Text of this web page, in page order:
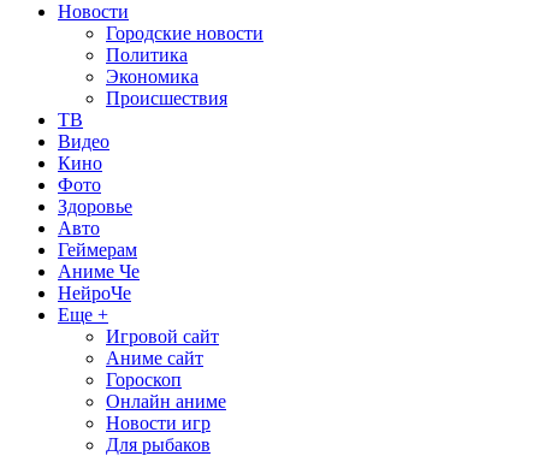
Новости
Городские новости
Политика
Экономика
Происшествия
ТВ
Видео
Кино
Фото
Здоровье
Авто
Геймерам
Аниме Че
НейроЧе
Еще +
Игровой сайт
Аниме сайт
Гороскоп
Онлайн аниме
Новости игр
Для рыбаков